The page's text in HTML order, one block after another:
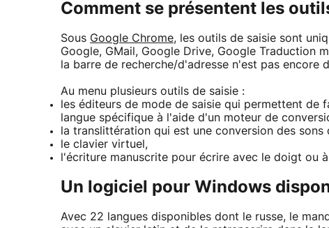
Comment se présentent les
Sous Google Chrome, les outils de saisie sont
Google, GMail, Google Drive, Google Traduction
la barre de recherche/d'adresse n'est pas encore
Au menu plusieurs outils de saisie :
les éditeurs de mode de saisie qui permettent de
langue spécifique à l'aide d'un moteur de
la translittération qui est une conversion des sons
le clavier virtuel,
l'écriture manuscrite pour écrire avec le doigt ou
Un logiciel pour Windows
Avec 22 langues disponibles dont le russe, le